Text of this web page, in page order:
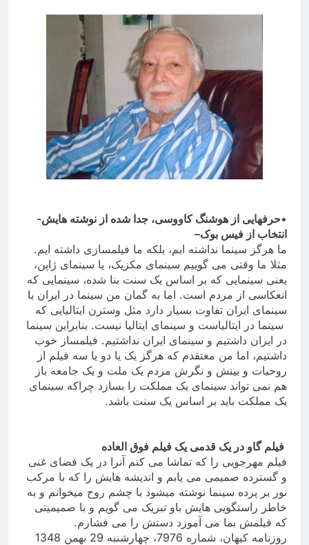
•حرفهایی از هوشنگ کاووسی، جدا شده از نوشته هایش-
انتخاب از فیس بوک–
ما هرگز سینما نداشته ایم، بلکه ما فیلمسازی داشته ایم.
مثلا ما وقتی می گوییم سینمای مکزیک، یا سینمای ژاپن،
یعنی سینمایی که بر اساس یک سنت بنا شده، سینمایی که
انعکاسی از مردم است. اما به گمان من سینما در ایران با
سینمای ایران تفاوت بسیار دارد مثل وسترن ایتالیایی که
سینما در ایتالیاست و سینمای ایتالیا نیست. بنابراین سینما
در ایران داشتیم و سینمای ایران نداشتیم. فیلمساز خوب
داشتیم، اما من معتقدم که هرگز یک یا دو یا سه فیلم از
روحیات و بینش و نگرش مردم یک ملت و یک جامعه باز
هم نمی تواند سینمای یک مملکت را بسازد چراکه سینمای
یک مملکت باید بر اساس یک سنت باشد.
فیلم گاو در یک قدمی یک فیلم فوق العاده
فیلم مهرجویی را که تماشا می کنم آنرا در یک فضای غنی
و گسترده صمیمی می یابم و اندیشه هایش را که با مرکب
نور بر پرده سینما نوشته میشود با چشم روح میخوانم و به
خاطر راستگویی هایش باو تبریک می گویم و با صمیمیتی
که فیلمش بما می آموزد دستش را می فشارم.
روزنامه کیهان، شماره 7976، چهارشنبه 29 بهمن 1348